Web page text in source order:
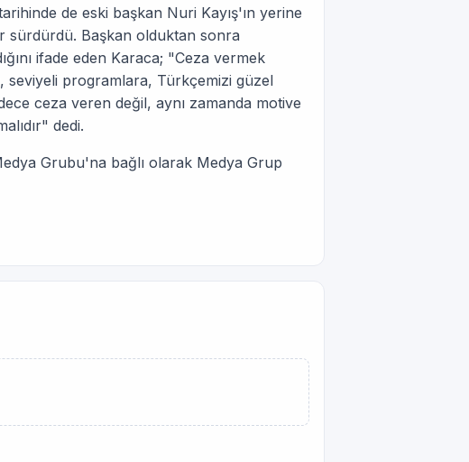
de eski başkan Nuri Kayış'ın yerine
sürdürdü. Başkan olduktan sonra
ifade eden Karaca; "Ceza vermek
programlara, Türkçemizi güzel
ceza veren değil, aynı zamanda motive
dedi.
Grubu'na bağlı olarak Medya Grup